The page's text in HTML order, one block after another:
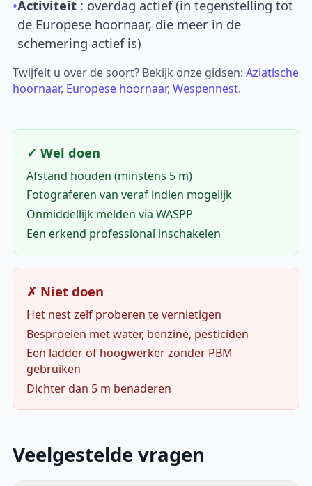
•Activiteit : overdag actief (in tegenstelling tot
de Europese hoornaar, die meer in de
schemering actief is)
Twijfelt u over de soort? Bekijk onze gidsen:Aziatische
hoornaar, Europese hoornaar,Wespennest.
✓ Wel doen
Afstand houden (minstens 5 m)
Fotograferen van veraf indien mogelijk
Onmiddellijk melden via WASPP
Een erkend professional inschakelen
✗ Niet doen
Het nest zelf proberen te vernietigen
Besproeien met water, benzine, pesticiden
Een ladder of hoogwerker zonder PBM
gebruiken
Dichter dan 5 m benaderen
Veelgestelde vragen